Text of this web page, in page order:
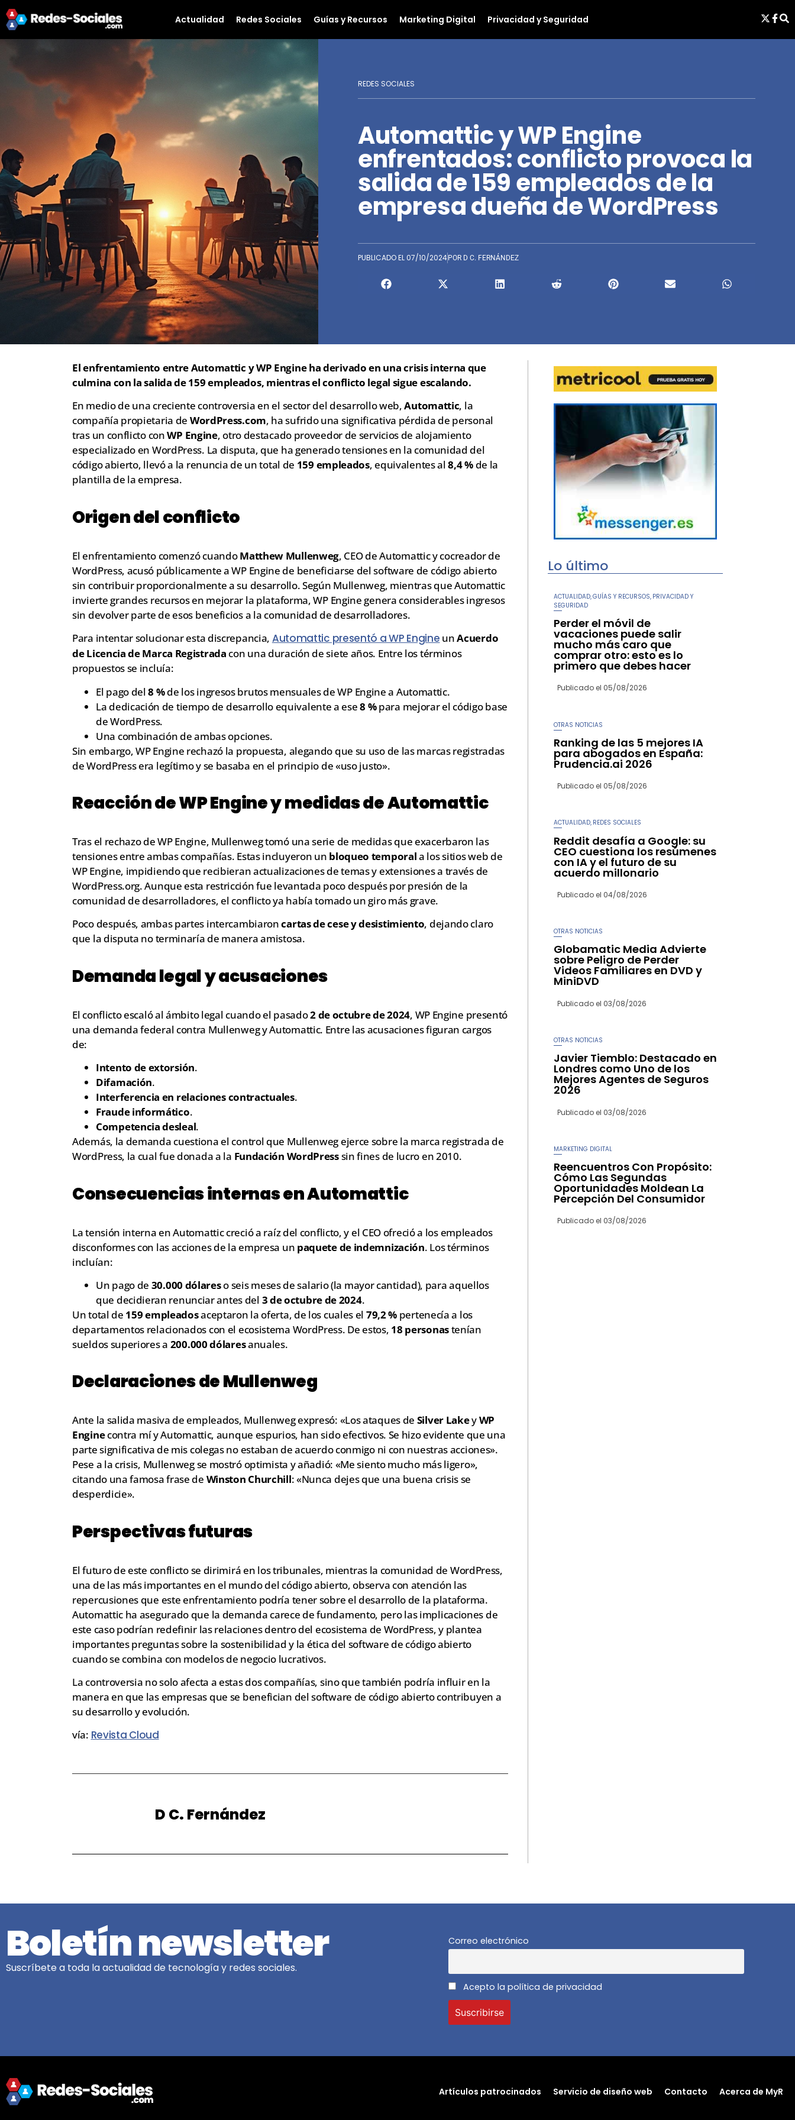
Actualidad Redes Sociales Guías y Recursos Marketing Digital Privacidad y Seguridad
REDES SOCIALES
Automattic y WP Engine
enfrentados: conflicto provoca la
salida de 159 empleados de la
empresa dueña de WordPress
PUBLICADO EL 07/10/2024 POR D C. FERNÁNDEZ
El enfrentamiento entre Automattic y WP Engine ha derivado en una crisis interna que
culmina con la salida de 159 empleados, mientras el conflicto legal sigue escalando.
En medio de una creciente controversia en el sector del desarrollo web,Automattic, la
compañía propietaria de WordPress.com, ha sufrido una significativa pérdida de personal
tras un conflicto conWP Engine, otro destacado proveedor de servicios de alojamiento
especializado en WordPress. La disputa, que ha generado tensiones en la comunidad del
código abierto, llevó a la renuncia de un total de 159 empleados, equivalentes al8,4 %de la
plantilla de la empresa.
Origen del conflicto
El enfrentamiento comenzó cuandoMatthew Mullenweg, CEO de Automattic y cocreador de
WordPress, acusó públicamente a WP Engine de beneficiarse del software de código abierto
sin contribuir proporcionalmente a su desarrollo. Según Mullenweg, mientras que Automattic
invierte grandes recursos en mejorar la plataforma, WP Engine genera considerables ingresos
sin devolver parte de esos beneficios a la comunidad de desarrolladores.
Para intentar solucionar esta discrepancia, Automattic presentó a WP Engine unAcuerdo
de Licencia de Marca Registrada con una duración de siete años. Entre los términos
propuestos se incluía:
El pago del8 %de los ingresos brutos mensuales de WP Engine a Automattic.
La dedicación de tiempo de desarrollo equivalente a ese8 %para mejorar el código base
de WordPress.
Una combinación de ambas opciones.
Sin embargo, WP Engine rechazó la propuesta, alegando que su uso de las marcas registradas
de WordPress era legítimo y se basaba en el principio de «uso justo».
Reacción de WP Engine y medidas de Automattic
Tras el rechazo de WP Engine, Mullenweg tomó una serie de medidas que exacerbaron las
tensiones entre ambas compañías. Estas incluyeron un bloqueo temporala los sitios web de
WP Engine, impidiendo que recibieran actualizaciones de temas y extensiones a través de
WordPress.org. Aunque esta restricción fue levantada poco después por presión de la
comunidad de desarrolladores, el conflicto ya había tomado un giro más grave.
Poco después, ambas partes intercambiaroncartas de cese y desistimiento, dejando claro
que la disputa no terminaría de manera amistosa.
Demanda legal y acusaciones
El conflicto escaló al ámbito legal cuando el pasado2 de octubre de 2024, WP Engine presentó
una demanda federal contra Mullenweg y Automattic. Entre las acusaciones figuran cargos
de:
Intento de extorsión.
Difamación.
Interferencia en relaciones contractuales.
Fraude informático.
Competencia desleal.
Además, la demanda cuestiona el control que Mullenweg ejerce sobre la marca registrada de
WordPress, la cual fue donada a la Fundación WordPresssin fines de lucro en 2010.
Consecuencias internas en Automattic
La tensión interna en Automattic creció a raíz del conflicto, y el CEO ofreció a los empleados
disconformes con las acciones de la empresa un paquete de indemnización. Los términos
incluían:
Un pago de 30.000 dólareso seis meses de salario (la mayor cantidad), para aquellos
que decidieran renunciar antes del 3 de octubre de 2024.
Un total de 159 empleadosaceptaron la oferta, de los cuales el 79,2 % pertenecía a los
departamentos relacionados con el ecosistema WordPress. De estos, 18 personastenían
sueldos superiores a 200.000 dólaresanuales.
Declaraciones de Mullenweg
Ante la salida masiva de empleados, Mullenweg expresó: «Los ataques de Silver LakeyWP
Enginecontra mí y Automattic, aunque espurios, han sido efectivos. Se hizo evidente que una
parte significativa de mis colegas no estaban de acuerdo conmigo ni con nuestras acciones».
Pese a la crisis, Mullenweg se mostró optimista y añadió: «Me siento mucho más ligero»,
citando una famosa frase de Winston Churchill: «Nunca dejes que una buena crisis se
desperdicie».
Perspectivas futuras
El futuro de este conflicto se dirimirá en los tribunales, mientras la comunidad de WordPress,
una de las más importantes en el mundo del código abierto, observa con atención las
repercusiones que este enfrentamiento podría tener sobre el desarrollo de la plataforma.
Automattic ha asegurado que la demanda carece de fundamento, pero las implicaciones de
este caso podrían redefinir las relaciones dentro del ecosistema de WordPress, y plantea
importantes preguntas sobre la sostenibilidad y la ética del software de código abierto
cuando se combina con modelos de negocio lucrativos.
La controversia no solo afecta a estas dos compañías, sino que también podría influir en la
manera en que las empresas que se benefician del software de código abierto contribuyen a
su desarrollo y evolución.
vía: Revista Cloud
D C. Fernández
Lo último
ACTUALIDAD GUÍAS Y RECURSOS PRIVACIDAD Y
SEGURIDAD
Perder el móvil de
vacaciones puede salir
mucho más caro que
comprar otro: esto es lo
primero que debes hacer
Publicado el 05/08/2026
OTRAS NOTICIAS
Ranking de las 5 mejores IA
para abogados en España:
Prudencia.ai 2026
Publicado el 05/08/2026
ACTUALIDAD, REDES SOCIALES
Reddit desafía a Google: su
CEO cuestiona los resúmenes
con IA y el futuro de su
acuerdo millonario
Publicado el 04/08/2026
OTRAS NOTICIAS
Globamatic Media Advierte
sobre Peligro de Perder
Videos Familiares en DVD y
MiniDVD
Publicado el 03/08/2026
OTRAS NOTICIAS
Javier Tiemblo: Destacado en
Londres como Uno de los
Mejores Agentes de Seguros
2026
Publicado el 03/08/2026
MARKETING DIGITAL
Reencuentros Con Propósito:
Cómo Las Segundas
Oportunidades Moldean La
Percepción Del Consumidor
Publicado el 03/08/2026
Boletín newsletter
Suscríbete a toda la actualidad de tecnología y redes sociales.
Correo electrónico
Acepto la política de privacidad
Artículos patrocinados Servicio de diseño web Contacto Acerca de MyR